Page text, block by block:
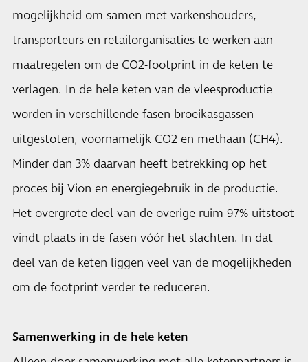
mogelijkheid om samen met varkenshouders,
transporteurs en retailorganisaties te werken aan
maatregelen om de CO2-footprint in de keten te
verlagen. In de hele keten van de vleesproductie
worden in verschillende fasen broeikasgassen
uitgestoten, voornamelijk CO2 en methaan (CH4).
Minder dan 3% daarvan heeft betrekking op het
proces bij Vion en energiegebruik in de productie.
Het overgrote deel van de overige ruim 97% uitstoot
vindt plaats in de fasen vóór het slachten. In dat
deel van de keten liggen veel van de mogelijkheden
om de footprint verder te reduceren.
Samenwerking in de hele keten